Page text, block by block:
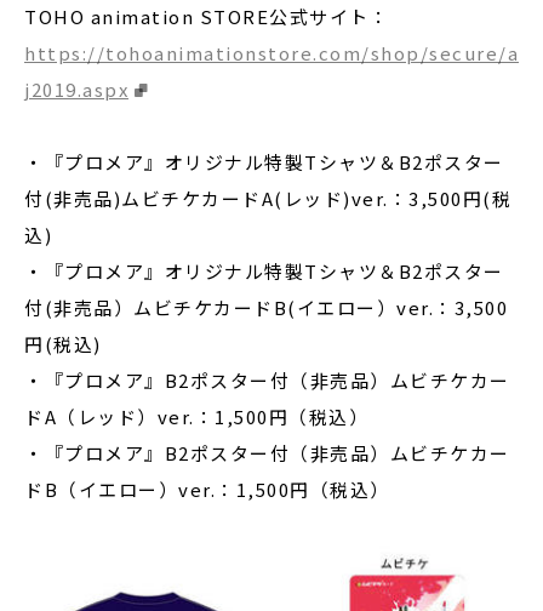
TOHO animation STORE公式サイト：
https://tohoanimationstore.com/shop/secure/a
j2019.aspx
・『プロメア』オリジナル特製Tシャツ＆B2ポスター
付(非売品)ムビチケカードA(レッド)ver.：3,500円(税
込)
・『プロメア』オリジナル特製Tシャツ＆B2ポスター
付(非売品）ムビチケカードB(イエロー）ver.：3,500
円(税込)
・『プロメア』B2ポスター付（非売品）ムビチケカー
ドA（レッド）ver.：1,500円（税込）
・『プロメア』B2ポスター付（非売品）ムビチケカー
ドB（イエロー）ver.：1,500円（税込）